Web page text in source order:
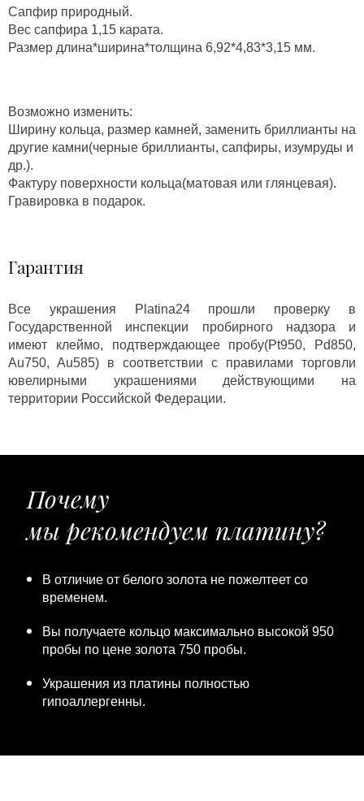
Сапфир природный.
Вес сапфира 1,15 карата.
Размер длина*ширина*толщина 6,92*4,83*3,15 мм.
Возможно изменить:
Ширину кольца, размер камней, заменить бриллианты на
другие камни(черные бриллианты, сапфиры, изумруды и
др.).
Фактуру поверхности кольца(матовая или глянцевая).
Гравировка в подарок.
Гарантия
Все украшения Platina24 прошли проверку в
Государственной инспекции пробирного надзора и
имеют клеймо, подтверждающее пробу(Pt950, Pd850,
Au750, Au585) в соответствии с правилами торговли
ювелирными украшениями действующими на
территории Российской Федерации.
Почему
мы рекомендуем платину?
В отличие от белого золота не пожелтеет со
временем.
Вы получаете кольцо максимально высокой 950
пробы по цене золота 750 пробы.
Украшения из платины полностью
гипоаллергенны.